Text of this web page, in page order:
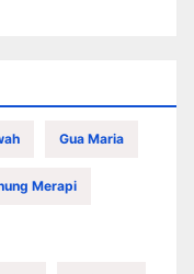
Gua Maria
Merapi